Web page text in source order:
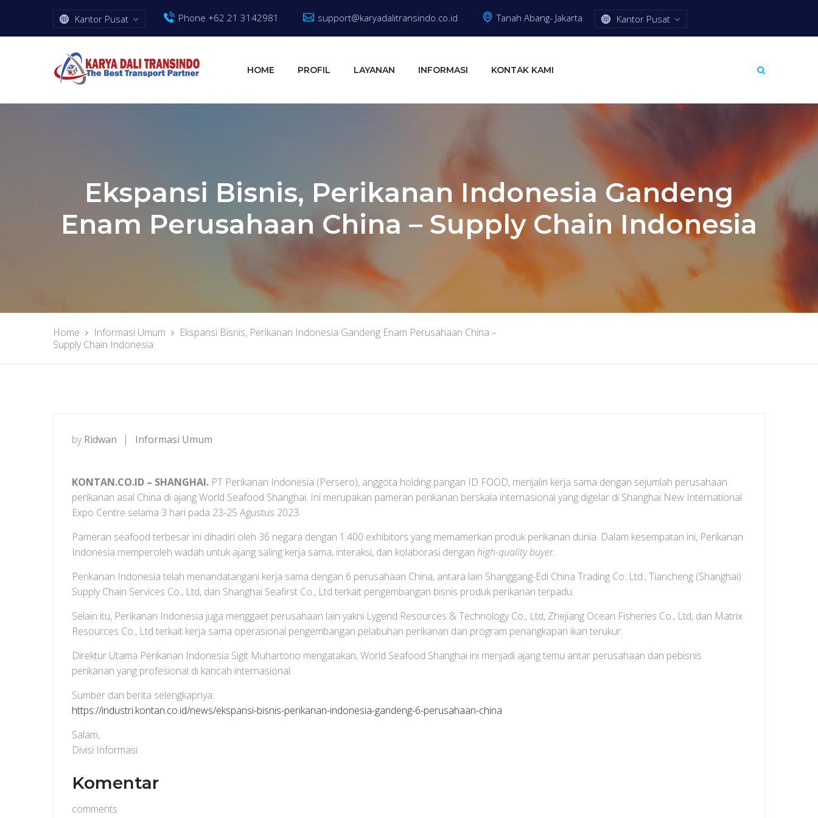
Kantor Pusat Phone +62 21 3142981 support@karyadalitransindo.co.id Tanah Abang- Jakarta Kantor Pusat
HOME PROFIL LAYANAN INFORMASI KONTAK KAMI
Ekspansi Bisnis, Perikanan Indonesia Gandeng
Enam Perusahaan China – Supply Chain Indonesia
Home Informasi Umum
Ekspansi Bisnis, Perikanan Indonesia Gandeng Enam Perusahaan China –
Supply Chain Indonesia
by Ridwan Informasi Umum
KONTAN.CO.ID – SHANGHAI. PT Perikanan Indonesia (Persero), anggota holding pangan ID FOOD, menjalin kerja sama dengan sejumlah perusahaan
perikanan asal China di ajang World Seafood Shanghai. Ini merupakan pameran perikanan berskala internasional yang digelar di Shanghai New International
Expo Centre selama 3 hari pada 23-25 Agustus 2023.
Pameran seafood terbesar ini dihadiri oleh 36 negara dengan 1.400 exhibitors yang memamerkan produk perikanan dunia. Dalam kesempatan ini, Perikanan
Indonesia memperoleh wadah untuk ajang saling kerja sama, interaksi, dan kolaborasi dengan high-quality buyer.
Perikanan Indonesia telah menandatangani kerja sama dengan 6 perusahaan China, antara lain Shanggang-Edi China Trading Co. Ltd., Tiancheng (Shanghai)
Supply Chain Services Co., Ltd, dan Shanghai Seafirst Co., Ltd terkait pengembangan bisnis produk perikanan terpadu.
Selain itu, Perikanan Indonesia juga menggaet perusahaan lain yakni Lygend Resources & Technology Co., Ltd, Zhejiang Ocean Fisheries Co., Ltd, dan Matrix
Resources Co., Ltd terkait kerja sama operasional pengembangan pelabuhan perikanan dan program penangkapan ikan terukur.
Direktur Utama Perikanan Indonesia Sigit Muhartono mengatakan, World Seafood Shanghai ini menjadi ajang temu antar perusahaan dan pebisnis
perikanan yang profesional di kancah internasional.
Sumber dan berita selengkapnya:
https://industri.kontan.co.id/news/ekspansi-bisnis-perikanan-indonesia-gandeng-6-perusahaan-china
Salam,
Divisi Informasi
Komentar
comments